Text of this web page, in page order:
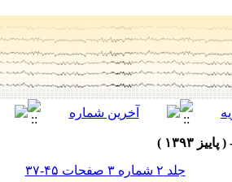
جلد ۲ شماره ۳ صفحات ۴۵-۳۷